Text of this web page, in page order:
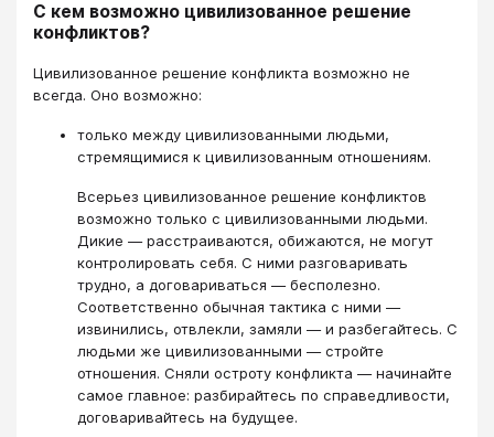
С кем возможно цивилизованное решение
конфликтов?
Цивилизованное решение конфликта возможно не
всегда. Оно возможно:
только между цивилизованными людьми,
стремящимися к цивилизованным отношениям.
Всерьез цивилизованное решение конфликтов
возможно только с цивилизованными людьми.
Дикие — расстраиваются, обижаются, не могут
контролировать себя. С ними разговаривать
трудно, а договариваться — бесполезно.
Соответственно обычная тактика с ними —
извинились, отвлекли, замяли — и разбегайтесь. С
людьми же цивилизованными — стройте
отношения. Сняли остроту конфликта — начинайте
самое главное: разбирайтесь по справедливости,
договаривайтесь на будущее.